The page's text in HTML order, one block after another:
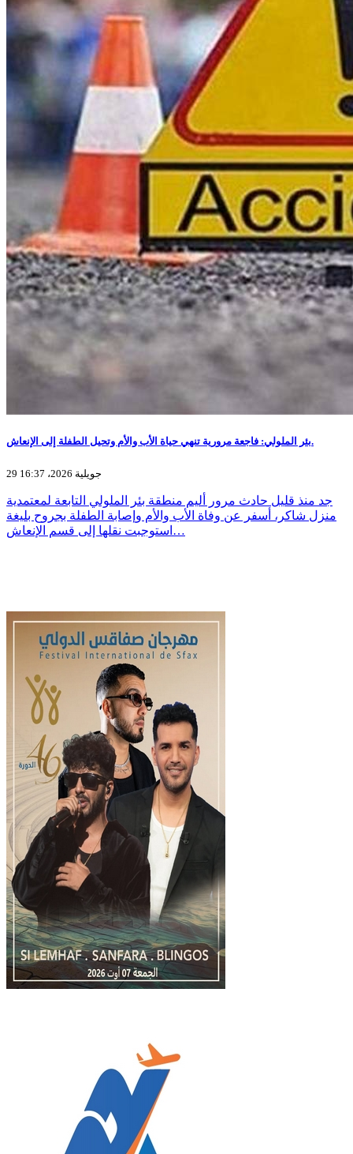
بئر الملولي: فاجعة مرورية تنهي حياة الأب والأم وتحيل الطفلة إلى الإنعاش.
29 جويلية 2026، 16:37
جد منذ قليل حادث مرور أليم منطقة بئر الملولي التابعة لمعتمدية
منزل شاكر، أسفر عن وفاة الأب والأم وإصابة الطفلة بجروح بليغة
استوجبت نقلها إلى قسم الإنعاش…